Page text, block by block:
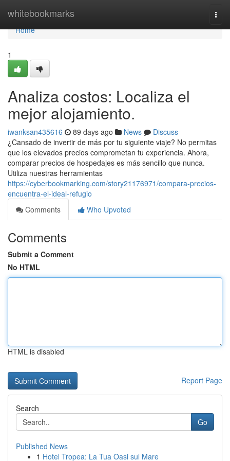
whitebookmarks
Home
Home
1
Analiza costos: Localiza el
mejor alojamiento.
iwanksan435616 89 days ago News
Discuss
¿Cansado de invertir de más por tu siguiente viaje? No permitas
que los elevados precios comprometan tu experiencia. Ahora,
comparar precios de hospedajes es más sencillo que nunca.
Utiliza nuestras herramientas
https://cyberbookmarking.com/story21176971/compara-precios-
encuentra-el-ideal-refugio
Comments
Who Upvoted
Comments
Submit a Comment
No HTML
HTML is disabled
Report Page
Search
Go
Published News
1 Hotel Tropea: La Tua Oasi sul Mare